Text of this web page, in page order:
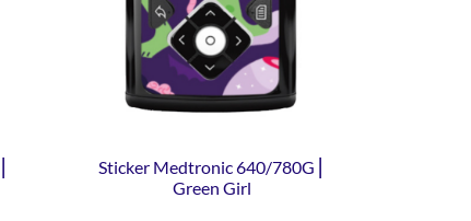
Sticker Medtronic 640/780G ⎜
Green Girl